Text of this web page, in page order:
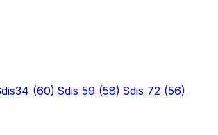
(60) Sdis 59 (58) Sdis 72 (56)